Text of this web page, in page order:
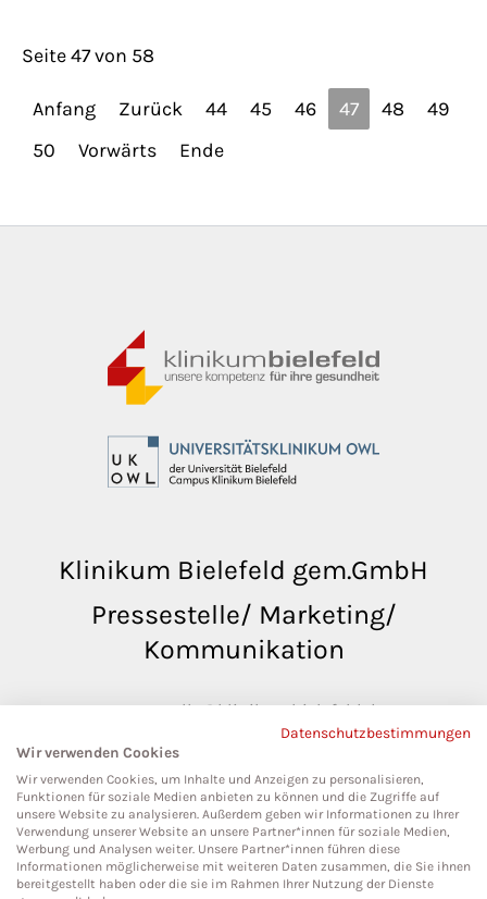
Seite 47 von 58
Anfang Zurück 44 45 46 47 48
49
50
Vorwärts Ende
Klinikum Bielefeld gem.GmbH
Pressestelle/ Marketing/
Kommunikation
pressestelle@klinikumbielefeld.de
Teutoburger Str. 50
33604 Bielefeld
Social Media
Datenschutzbestimmungen
Wir verwenden Cookies
Wir verwenden Cookies, um Inhalte und Anzeigen zu personalisieren,
Funktionen für soziale Medien anbieten zu können und die Zugriffe auf
unsere Website zu analysieren. Außerdem geben wir Informationen zu Ihrer
Verwendung unserer Website an unsere Partner*innen für soziale Medien,
Werbung und Analysen weiter. Unsere Partner*innen führen diese
Informationen möglicherweise mit weiteren Daten zusammen, die Sie ihnen
bereitgestellt haben oder die sie im Rahmen Ihrer Nutzung der Dienste